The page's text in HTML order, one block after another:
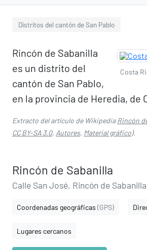
Distritos del cantón de San Pablo
Costa
Rincón de Sabanilla
es un distrito del
cantón de San Pablo,
en la provincia de Heredia, de
Extracto del artículo de WikipediaRincón
CC BY-SA 3.0, Autores, Material gráfico).
Rincón de Sabanilla
Calle San José, Rincón de Sabanilla
Coordenadas geográficas (GPS)
Lugares cercanos